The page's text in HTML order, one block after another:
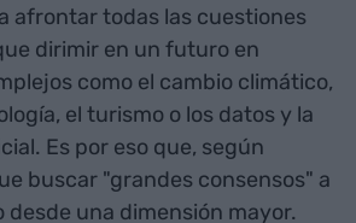
afrontar todas las cuestiones
dirimir en un futuro en
como el cambio climático,
el turismo o los datos y la
Es por eso que, según
buscar "grandes consensos" a
desde una dimensión mayor.